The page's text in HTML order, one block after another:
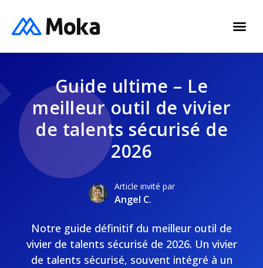
Guide ultime – Le
meilleur outil de vivier
de talents sécurisé de
2026
Article invité par
Angel C.
Notre guide définitif du meilleur outil de
vivier de talents sécurisé de 2026. Un vivier
de talents sécurisé, souvent intégré à un